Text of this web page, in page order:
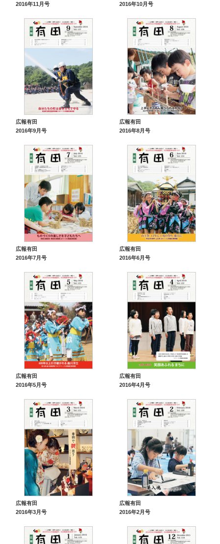
2016年11月号
2016年10月号
広報有田
2016年9月号
広報有田
2016年8月号
広報有田
2016年7月号
広報有田
2016年6月号
広報有田
2016年5月号
広報有田
2016年4月号
広報有田
2016年3月号
広報有田
2016年2月号